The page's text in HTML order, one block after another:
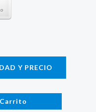
Y PRECIO